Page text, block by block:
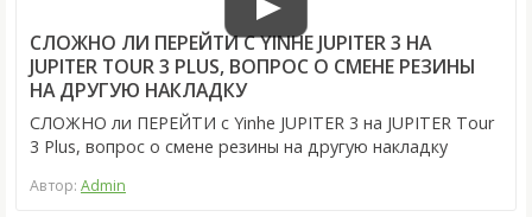
СЛОЖНО ЛИ ПЕРЕЙТИ С YINHE JUPITER 3 НА
JUPITER TOUR 3 PLUS, ВОПРОС О СМЕНЕ РЕЗИНЫ
НА ДРУГУЮ НАКЛАДКУ
СЛОЖНО ли ПЕРЕЙТИ с Yinhe JUPITER 3 на JUPITER Tour
3 Plus, вопрос о смене резины на другую накладку
Автор: Admin